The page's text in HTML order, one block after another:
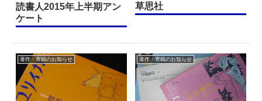
読書人2015年上半期アン
ケート
草思社
著作・寄稿のお知らせ 著作・寄稿のお知らせ